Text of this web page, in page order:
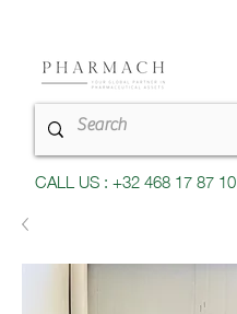
CALL US : +32 468 17 87 10